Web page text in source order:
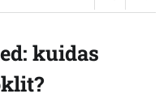
kuidas